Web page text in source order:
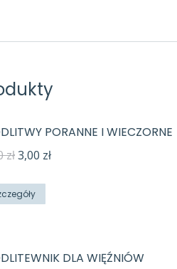
PORANNE I WIECZORNE
złPierwotna
wynosiła:
3,00 złAktualna
DLA WIĘŹNIÓW